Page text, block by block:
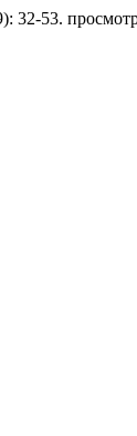
32-53.